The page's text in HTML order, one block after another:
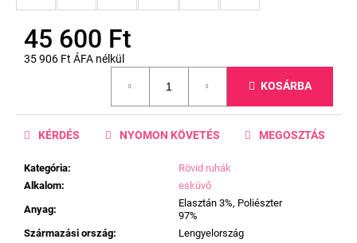
45 600 Ft
35 906 Ft ÁFA nélkül
KOSÁRBA
Kategória:
Rövid ruhák
Alkalom:
esküvő
Anyag:
Elasztán 3%, Poliészter
97%
Származási ország:
Lengyelország
KÉRDÉS NYOMON KÖVETÉS MEGOSZTÁS